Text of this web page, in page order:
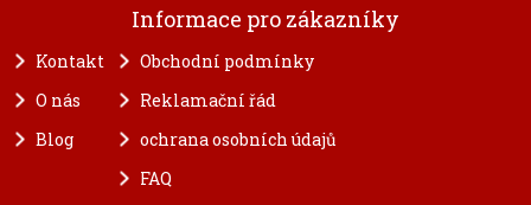
Informace pro zákazníky
Kontakt
O nás
Blog
Obchodní podmínky
Reklamační řád
ochrana osobních údajů
FAQ